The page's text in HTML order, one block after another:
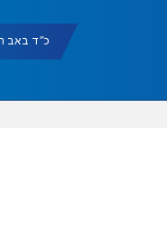
כ"ד באב תשפ"ו